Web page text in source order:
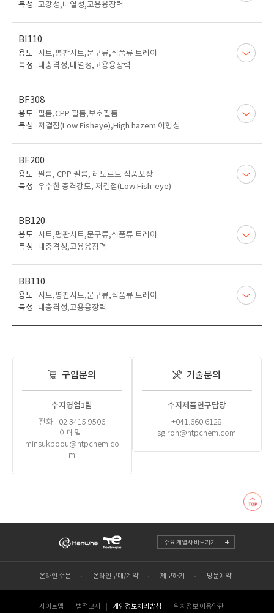
특성 고강성,내열성,고용융장력
BI110
용도
시트,평판시트,문구류,식품류 트레이
특성
내충격성,내열성,고용융장력
BF308
용도 필름,CPP 필름,보호필름
특성
저결점(Low Fisheye),High hazem 이형성
BF200
용도 필름, CPP 필름, 레토르트 식품포장
특성 우수한 충격강도, 저결점(Low Fish-eye)
BB120
용도
시트,평판시트,문구류,식품류 트레이
특성
내충격성,고용융장력
BB110
용도
시트,평판시트,문구류,식품류 트레이
특성
내충격성,고용융장력
구입문의
수지영업1팀
전화 : 02.3415.9506
이메일 :
minsukpoou@htpchem.co
m
기술문의
수지제품연구담당
+041.660.6128
sg.roh@htpchem.com
주요 계열사 바로가기
온라인 주문 온라인구매/계약 제보하기 방문예약
사이트맵 법적고지 개인정보처리방침 위치정보 이용약관